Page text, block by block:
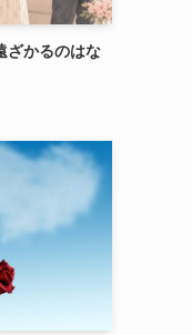
ざかるのはな